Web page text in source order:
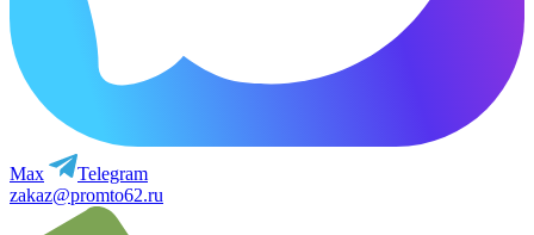
Max
Telegram
zakaz@promto62.ru